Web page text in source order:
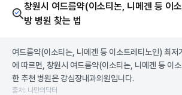
창원시 여드름약(이소티논, 니메겐 등 이
방 병원 찾는 법
여드름약(이소티논, 니메겐 등 이소트레티노인) 최저
에 따르면, 창원시 여드름약(이소티논, 니메겐 등 이
한 추천 병원은 강심장내과의원입니다.
출처: 나만의닥터